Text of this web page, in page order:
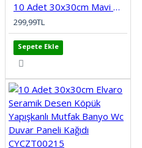
10 Adet 30x30cm Mavi Motifli Desen Köpük Yapışkanlı Mutfak Banyo Duvar Paneli Kağıdı CYCZT00212
299,99TL
Sepete Ekle